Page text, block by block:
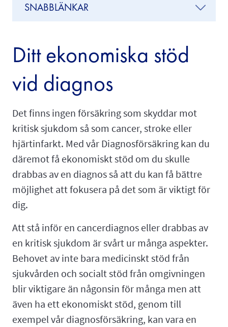
Ditt ekonomiska stöd
vid diagnos
Det finns ingen försäkring som skyddar mot
kritisk sjukdom så som cancer, stroke eller
hjärtinfarkt. Med vår Diagnosförsäkring kan du
däremot få ekonomiskt stöd om du skulle
drabbas av en diagnos så att du kan få bättre
möjlighet att fokusera på det som är viktigt för
dig.
Att stå inför en cancerdiagnos eller drabbas av
en kritisk sjukdom är svårt ur många aspekter.
Behovet av inte bara medicinskt stöd från
sjukvården och socialt stöd från omgivningen
blir viktigare än någonsin för många men att
även ha ett ekonomiskt stöd, genom till
exempel vår diagnosförsäkring, kan vara en
SNABBLÄNKAR